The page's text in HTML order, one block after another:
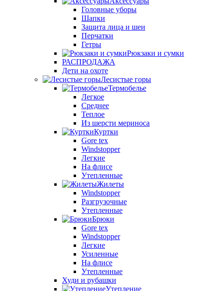
Головные уборы
Шапки
Защита лица и шеи
Перчатки
Гетры
Рюкзаки и сумки
РАСПРОДАЖА
Дети на охоте
Лесистые горы
Термобелье
Легкое
Среднее
Теплое
Из шерсти мериноса
Куртки
Gore tex
Windstopper
Легкие
На флисе
Утепленные
Жилеты
Windstopper
Разгрузочные
Утепленные
Брюки
Gore tex
Windstopper
Легкие
Усиленные
На флисе
Утепленные
Худи и рубашки
Утепление